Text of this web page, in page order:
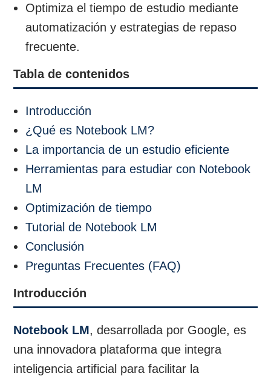
Optimiza el tiempo de estudio mediante
automatización y estrategias de repaso
frecuente.
Tabla de contenidos
Introducción
¿Qué es Notebook LM?
La importancia de un estudio eficiente
Herramientas para estudiar con Notebook
LM
Optimización de tiempo
Tutorial de Notebook LM
Conclusión
Preguntas Frecuentes (FAQ)
Introducción
Notebook LM, desarrollada por Google, es
una innovadora plataforma que integra
inteligencia artificial para facilitar la